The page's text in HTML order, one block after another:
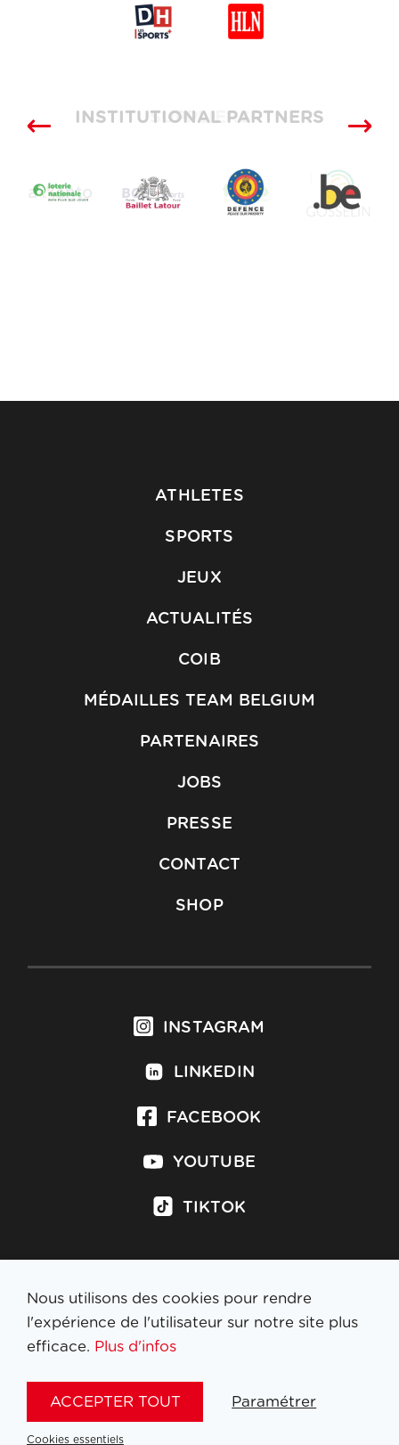
SUPPLIERS
INSTITUTIONAL PARTNERS
ATHLETES
SPORTS
JEUX
ACTUALITÉS
COIB
MÉDAILLES TEAM BELGIUM
PARTENAIRES
JOBS
PRESSE
CONTACT
SHOP
INSTAGRAM
LINKEDIN
FACEBOOK
YOUTUBE
TIKTOK
S'inscrire à la newsletter
Nous utilisons des cookies pour rendre
l'expérience de l'utilisateur sur notre site plus
efficace. Plus d'infos
ACCEPTER TOUT Paramétrer
Cookies essentiels